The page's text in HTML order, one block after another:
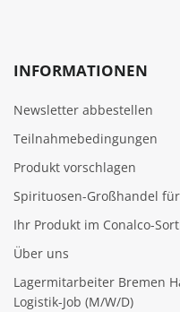
INFORMATIONEN
Newsletter abbestellen
Teilnahmebedingungen
Produkt vorschlagen
Spirituosen-Großhandel
Ihr Produkt im Conalco-
Über uns
Lagermitarbeiter Bremen
Logistik-Job (M/W/D)